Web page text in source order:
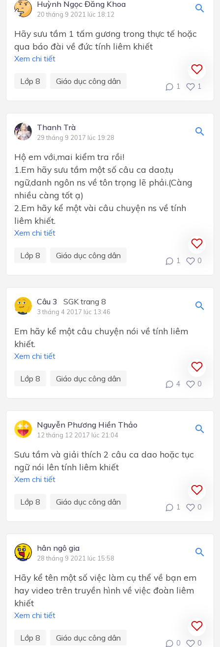
Huỳnh Ngọc Đăng Khoa
20 tháng 9 2021 lúc 18:12
Hãy sưu tầm 1 tấm gương trong thực tế hoặc
qua báo đài về đức tính liêm khiết
Xem chi tiết
Lớp 8 Giáo dục công dân
1 1
Thanh Trà
29 tháng 9 2017 lúc 19:28
Hộ em với,mai kiểm tra rồi!
1.Em hãy sưu tầm một số câu ca dao,tụ
ngữ,danh ngôn ns về tôn trọng lẽ phải.(Càng
nhiều càng tốt ạ)
2.Em hãy kể một vài câu chuyện ns về tính
liêm khiết.
Xem chi tiết
Lớp 8 Giáo dục công dân
1 0
Câu 3 SGK trang 8
3 tháng 4 2017 lúc 13:46
Em hãy kể một câu chuyện nói về tính liêm
khiết.
Xem chi tiết
Lớp 8 Giáo dục công dân
4 0
Nguyễn Phương Hiền Thảo
12 tháng 12 2017 lúc 21:04
Sưu tầm và giải thích 2 câu ca dao hoặc tục
ngữ nói lên tính liêm khiết
Xem chi tiết
Lớp 8 Giáo dục công dân
1 0
hân ngô gia
28 tháng 9 2021 lúc 15:58
Hãy kể tên một số việc làm cụ thể về bạn em
hay video trên truyền hình về việc đoàn liêm
khiết
Xem chi tiết
Lớp 8 Giáo dục công dân
0 0